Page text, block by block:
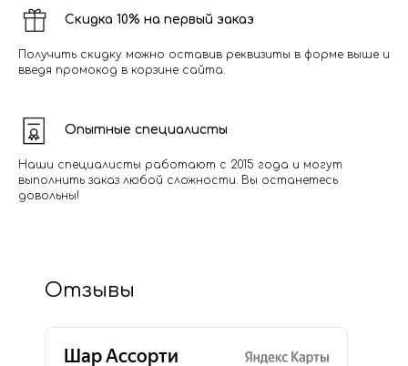
Скидка 10% на первый заказ
Получить скидку можно оставив реквизиты в форме выше и
введя промокод в корзине сайта.
Опытные специалисты
Наши специалисты работают с 2015 года и могут
выполнить заказ любой сложности. Вы останетесь
довольны!
Отзывы